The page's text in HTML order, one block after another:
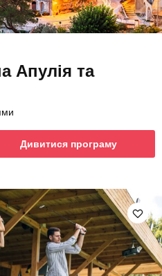
Апулія та
Дивитися програму